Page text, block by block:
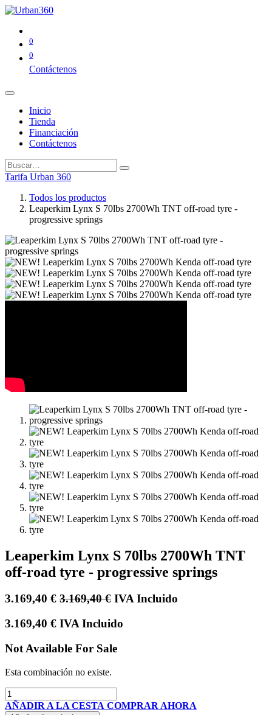
0
0
Contáctenos
Inicio
Tienda
Financiación
Contáctenos
Tarifa Urban 360
Todos los productos
Leaperkim Lynx S 70lbs 2700Wh TNT off-road tyre -
progressive springs
Leaperkim Lynx S 70lbs 2700Wh TNT
off-road tyre - progressive springs
3.169,40 € 3.169,40€ IVA Incluido
3.169,40 € IVA Incluido
Not Available For Sale
Esta combinación no existe.
AÑADIR A LA CESTA COMPRAR AHORA